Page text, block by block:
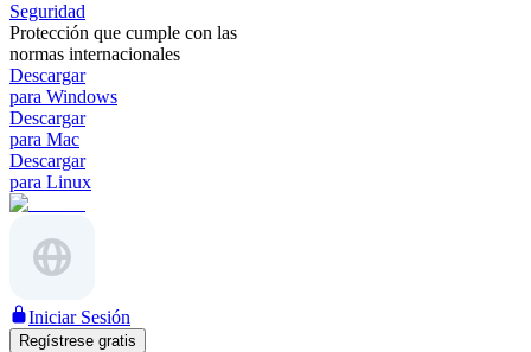
Seguridad
Protección que cumple con las
normas internacionales
Descargar
para Windows
Descargar
para Mac
Descargar
para Linux
Iniciar Sesión
Regístrese gratis